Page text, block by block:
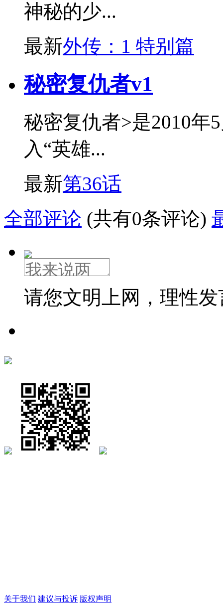
神秘的少...
最新外传：1 特别篇
秘密复仇者v1
秘密复仇者>是2010年
入“英雄...
最新第36话
全部评论 (共有0条评论)
请您文明上网，理性
关于我们 建议与投诉 版权声明